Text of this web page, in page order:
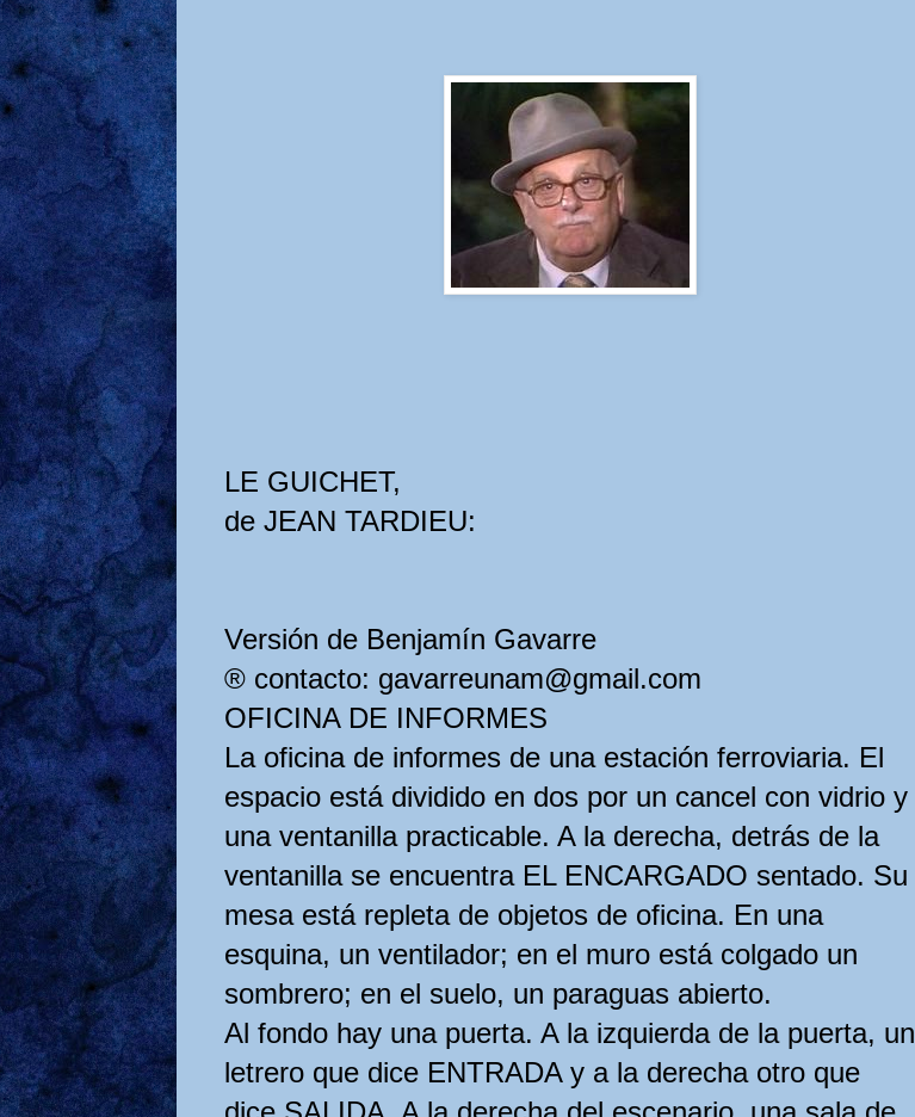
LE GUICHET,
de JEAN TARDIEU:
Versión de Benjamín Gavarre
® contacto: gavarreunam@gmail.com
OFICINA DE INFORMES
La oficina de informes de una estación ferroviaria. El
espacio está dividido en dos por un cancel con vidrio y
una ventanilla practicable. A la derecha, detrás de la
ventanilla se encuentra EL ENCARGADO sentado. Su
mesa está repleta de objetos de oficina. En una
esquina, un ventilador; en el muro está colgado un
sombrero; en el suelo, un paraguas abierto.
Al fondo hay una puerta. A la izquierda de la puerta, un
letrero que dice ENTRADA y a la derecha otro que